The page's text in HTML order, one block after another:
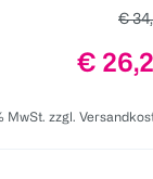
€
Preis:
€
MwSt. zzgl.